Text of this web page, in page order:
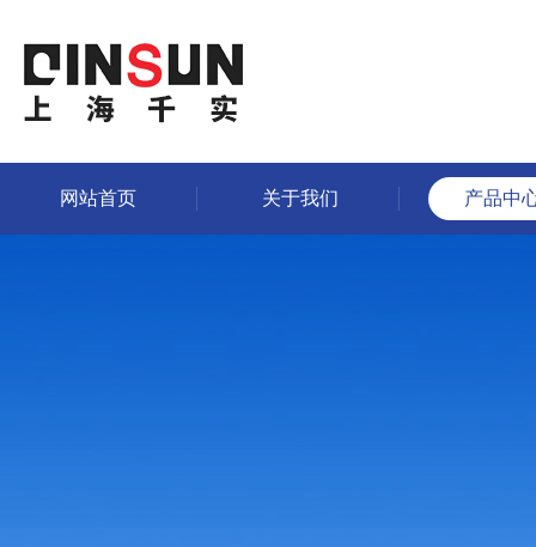
网站首页 关于我们 产品中